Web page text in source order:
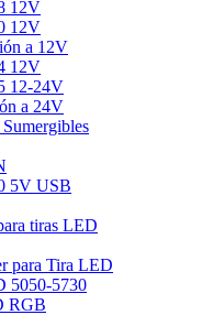
12V
12V
a 12V
12V
12-24V
a 24V
5V USB
tiras LED
para Tira LED
5050-5730
RGB